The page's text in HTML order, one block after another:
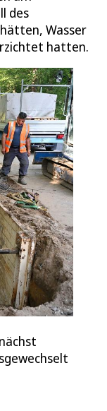
des
Wasser
hatten.